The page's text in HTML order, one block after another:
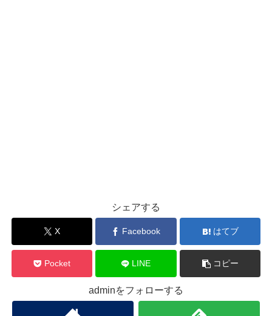
シェアする
X Facebook はてブ
Pocket LINE コピー
adminをフォローする